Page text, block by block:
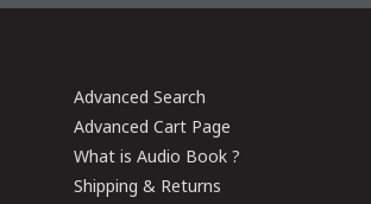
Advanced Search
Advanced Cart Page
What is Audio Book ?
Shipping & Returns